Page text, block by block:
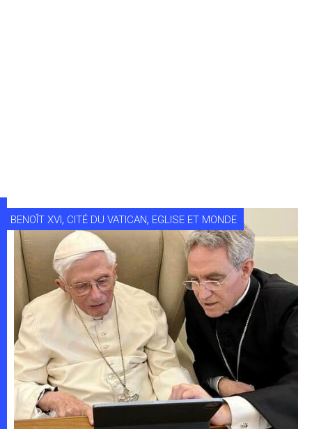
BENOÎT XVI, CITÉ DU VATICAN, EGLISE ET MONDE